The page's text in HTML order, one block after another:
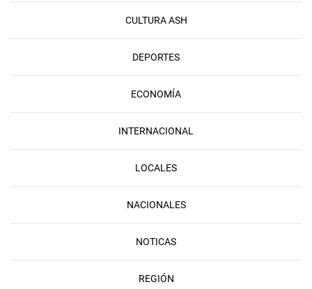
CULTURA ASH
DEPORTES
ECONOMÍA
INTERNACIONAL
LOCALES
NACIONALES
NOTICAS
REGIÓN